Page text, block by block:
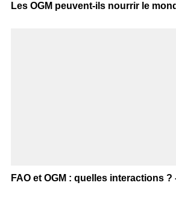
Les OGM peuvent-ils nourrir le
FAO et OGM : quelles interactions ?